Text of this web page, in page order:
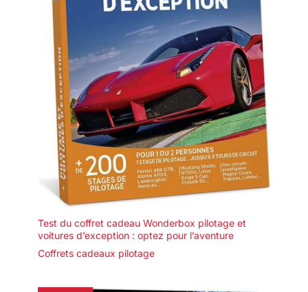
Test du coffret cadeau Wonderbox pilotage et
voitures d’exception : optez pour l’aventure
Coffrets cadeaux pilotage